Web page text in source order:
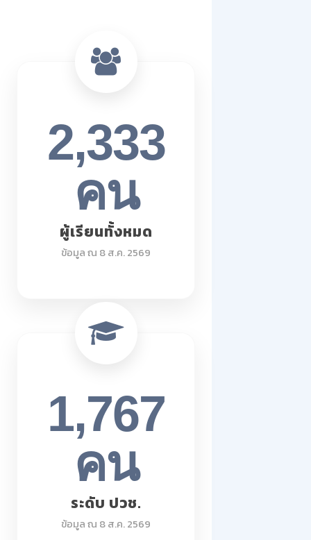
2,333
คน
ผู้เรียนทั้งหมด
ข้อมูล ณ 8 ส.ค. 2569
1,767
คน
ระดับ ปวช.
ข้อมูล ณ 8 ส.ค. 2569